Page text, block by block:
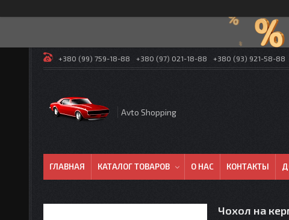
+380 (99) 759-18-88 +380 (97) 021-18-88 +380 (93) 921-58-88
Avto Shopping
ГЛАВНАЯ КАТАЛОГ ТОВАРОВ О НАС КОНТАКТЫ
Чохол на